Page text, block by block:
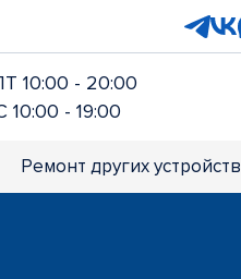
10:00 - 20:00
10:00 - 19:00
Ремонт других устройств